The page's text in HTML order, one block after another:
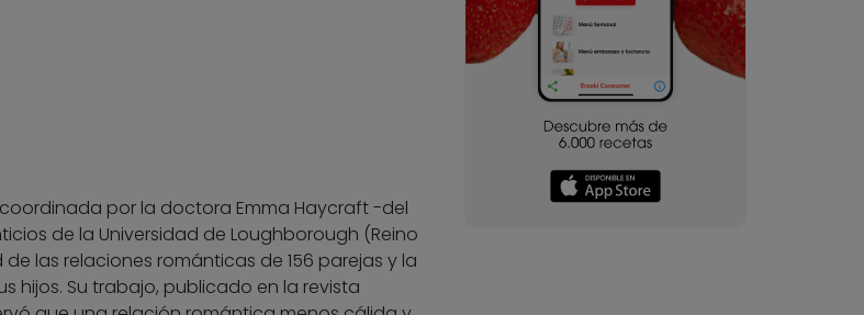
por la doctora Emma Haycraft -del
de la Universidad de Loughborough (Reino
las relaciones románticas de 156 parejas y la
hijos. Su trabajo, publicado en la revista